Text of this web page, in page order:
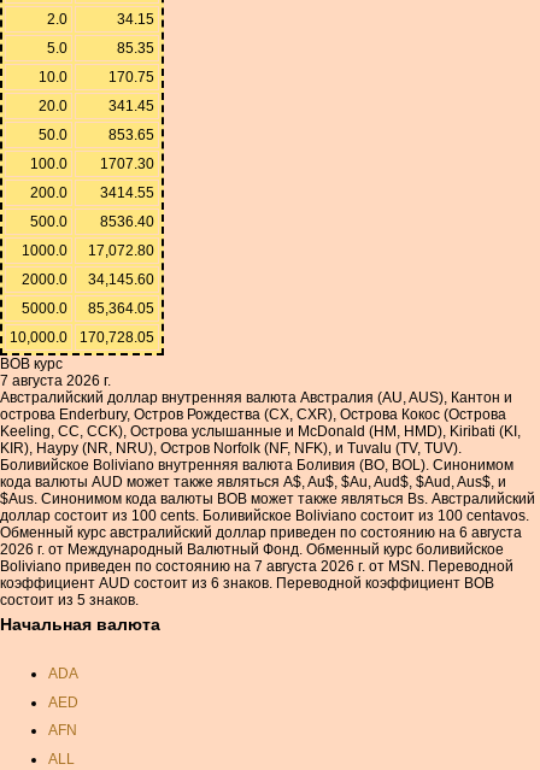
2.0
34.15
5.0
85.35
10.0
170.75
20.0
341.45
50.0
853.65
100.0
1707.30
200.0
3414.55
500.0
8536.40
1000.0
17,072.80
2000.0
34,145.60
5000.0
85,364.05
10,000.0
170,728.05
BOB курс
7 августа 2026 г.
Австралийский доллар внутренняя валюта Австралия (AU, AUS), Кантон и
острова Enderbury, Остров Рождества (CX, CXR), Острова Кокос (Острова
Keeling, CC, CCK), Острова услышанные и McDonald (HM, HMD), Kiribati (KI,
KIR), Науру (NR, NRU), Остров Norfolk (NF, NFK), и Tuvalu (TV, TUV).
Боливийское Boliviano внутренняя валюта Боливия (BO, BOL). Синонимом
кода валюты AUD может также являться A$, Au$, $Au, Aud$, $Aud, Aus$, и
$Aus. Синонимом кода валюты BOB может также являться Bs. Австралийский
доллар состоит из 100 cents. Боливийское Boliviano состоит из 100 centavos.
Обменный курс австралийский доллар приведен по состоянию на 6 августа
2026 г. от Международный Валютный Фонд. Обменный курс боливийское
Boliviano приведен по состоянию на 7 августа 2026 г. от MSN. Переводной
коэффициент AUD состоит из 6 знаков. Переводной коэффициент BOB
состоит из 5 знаков.
Начальная валюта
ADA
AED
AFN
ALL